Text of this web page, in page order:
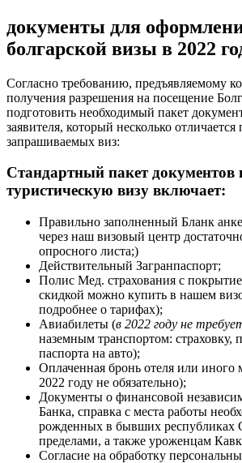
документы для
болгарской визы в 2022
Согласно требованию, предъявляемому
получения разрешения на посещение
подготовить необходимый пакет
заявителя, который несколько отличается
запрашиваемых виз:
Стандартный пакет документов
туристическую визу включает:
Правильно заполненный Бланк
через наш визовый центр
опросного листа;)
Действительный Загранпаспорт;
Полис Мед. страхования с
скидкой можно купить в нашем
подробнее о тарифах);
Авиабилеты (в 2022 году не
наземным транспортом: страховку,
паспорта на авто);
Оплаченная бронь отеля или иного
2022 году не обязательно);
Документы о финансовой
Банка, справка с места работы
рожденных в бывших республиках
пределами, а также уроженцам
Согласие на обработку